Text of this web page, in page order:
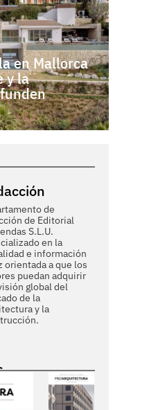
en Mallorca
y la
de
de Editorial
S.L.U.
en la
e información
orientada a que los
puedan adquirir
global del
de la
y la